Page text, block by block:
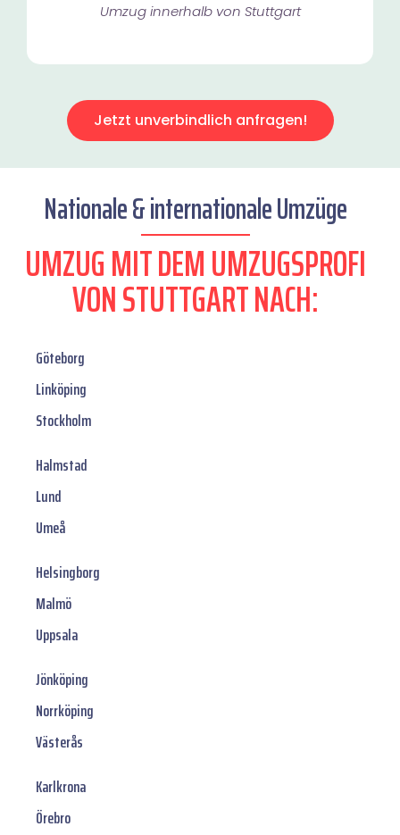
Umzug innerhalb von Stuttgart​
Jetzt unverbindlich anfragen!
Nationale & internationale Umzüge
UMZUG MIT DEM UMZUGSPROFI
VON STUTTGART NACH:
Göteborg
Linköping
Stockholm
Halmstad
Lund
Umeå
Helsingborg
Malmö
Uppsala
Jönköping
Norrköping
Västerås
Karlkrona
Örebro